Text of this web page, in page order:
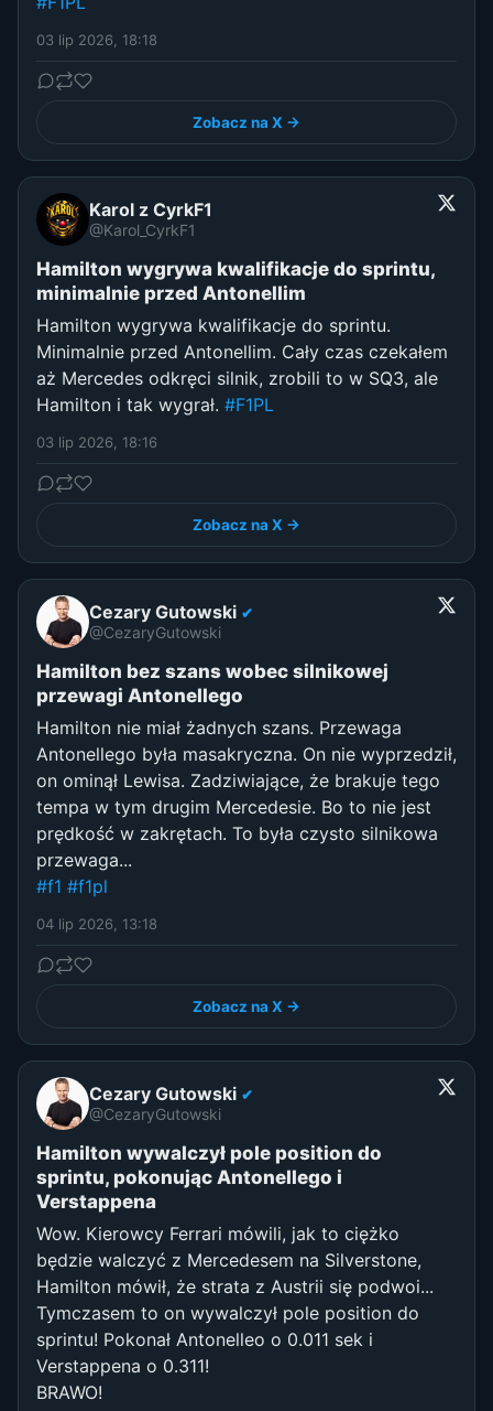
03 lip 2026, 18:18
Zobacz na X →
Karol z CyrkF1
@Karol_CyrkF1
Hamilton wygrywa kwalifikacje do sprintu,
minimalnie przed Antonellim
Hamilton wygrywa kwalifikacje do sprintu.
Minimalnie przed Antonellim. Cały czas czekałem
aż Mercedes odkręci silnik, zrobili to w SQ3, ale
Hamilton i tak wygrał. #F1PL
03 lip 2026, 18:16
Zobacz na X →
Cezary Gutowski ✔
@CezaryGutowski
Hamilton bez szans wobec silnikowej
przewagi Antonellego
Hamilton nie miał żadnych szans. Przewaga
Antonellego była masakryczna. On nie wyprzedził,
on ominął Lewisa. Zadziwiające, że brakuje tego
tempa w tym drugim Mercedesie. Bo to nie jest
prędkość w zakrętach. To była czysto silnikowa
przewaga...
#f1 #f1pl
04 lip 2026, 13:18
Zobacz na X →
Cezary Gutowski ✔
@CezaryGutowski
Hamilton wywalczył pole position do
sprintu, pokonując Antonellego i
Verstappena
Wow. Kierowcy Ferrari mówili, jak to ciężko
będzie walczyć z Mercedesem na Silverstone,
Hamilton mówił, że strata z Austrii się podwoi...
Tymczasem to on wywalczył pole position do
sprintu! Pokonał Antonelleo o 0.011 sek i
Verstappena o 0.311!
BRAWO!